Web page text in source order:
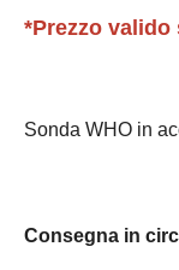
*Prezzo
Sonda WHO in
Consegna in